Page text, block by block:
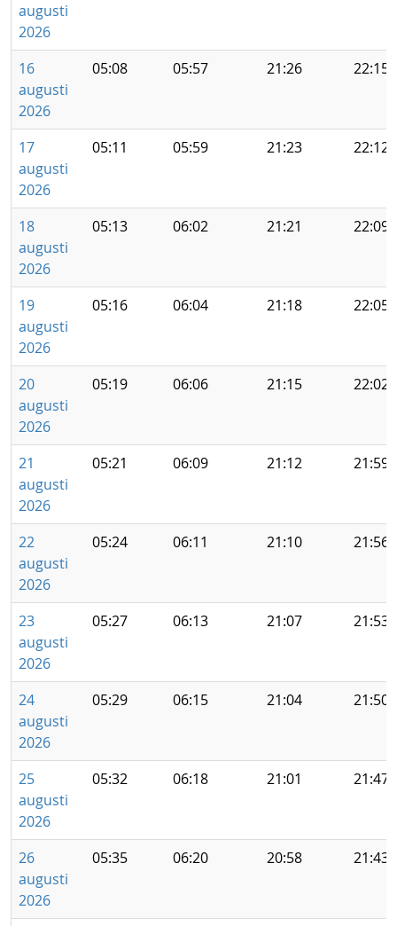
augusti
2026
16
augusti
2026
05:08 05:57 21:26 22:15
17
augusti
2026
05:11 05:59 21:23 22:12
18
augusti
2026
05:13 06:02 21:21 22:09
19
augusti
2026
05:16 06:04 21:18 22:05
20
augusti
2026
05:19 06:06 21:15 22:02
21
augusti
2026
05:21 06:09 21:12 21:59
22
augusti
2026
05:24 06:11 21:10 21:56
23
augusti
2026
05:27 06:13 21:07 21:53
24
augusti
2026
05:29 06:15 21:04 21:50
25
augusti
2026
05:32 06:18 21:01 21:47
26
augusti
2026
05:35 06:20 20:58 21:43